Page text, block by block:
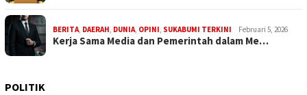
BERITA, DAERAH, DUNIA, OPINI, SUKABUMI TERKINI Februari 5, 2026
Kerja Sama Media dan Pemerintah dalam Me…
POLITIK